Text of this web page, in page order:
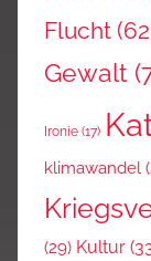
Flucht
Gewalt
Ironie (17)
klimawandel
(29) Kultur